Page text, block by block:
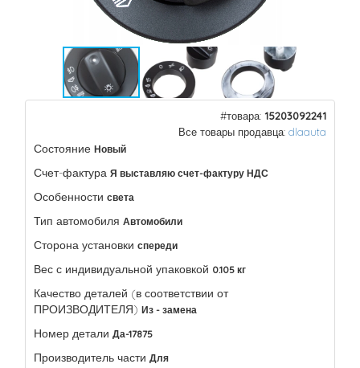
#товара: 15203092241
Все товары продавца: dlaauta
Состояние Новый
Счет-фактура Я выставляю счет-фактуру НДС
Особенности света
Тип автомобиля Автомобили
Сторона установки спереди
Вес с индивидуальной упаковкой 0.105 кг
Качество деталей (в соответствии от
ПРОИЗВОДИТЕЛЯ) Из - замена
Номер детали Да-17875
Производитель части Для